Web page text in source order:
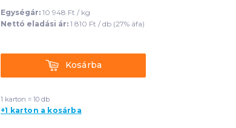
Egységár: 10 948 Ft / kg
Nettó eladási ár: 1 810 Ft / db (27% áfa)
KosárbaKosárba
1 karton = 10 db
+1 karton a kosárba